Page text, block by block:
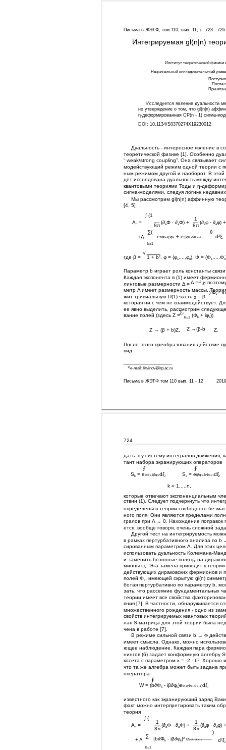
Письма в ЖЭТФ, том 110, вып. 11, с. 723 - 726
Интегрируемая gl(n|n)
Институт теоретической
Национальный исследовательский
После
Принята
Исследуется явление дуальности
но утверждение о том, что gl(n|n)
η-деформированная CP(n - 1) сигма-
DOI: 10.1134/S0370274X19230012
Дуальность - интересное явление в
теоретической физике [1]. Особенно
“ weak/strong coupling”. Она связывает
модействующий режим одной теории с
ным режимом другой и наоборот. В этой
дет исследована дуальность между
квантовыми теориями Тоды и η-
сигма-моделями, следуя логике
Мы рассмотрим gl(n|n) аффинную
[4, 5]
∫ (1
1
An= (∂aΦ · ∂aΦ) + (∂aφ · ∂aφ) +
8π
8π
∑(
))
+Λ
ebΦk-iβφk+ eiβφk-bΦk+1 d2ξ,
k=1
√
где β = 1 + b2, φ = (φ1 ,...,φn), Φ = (Φ1 ,...,Φn
Параметр b играет роль константы
Каждая экспонента в (1) имеет
линговые размерности Δ = Δ =12и
метр Λ имеет размерность массы.
жит тривиальную U(1) часть χ = β
∑Φ k-
которая ни с чем не взаимодействует.
ее явно выделить, рассмотрим
∑n
вание полей (здесь Z = (Φk + iφk))
k=1
Z → (β + b)Z, Z →(β-b Z.
После этого преобразования действие
вид
1)e-mail: litvinov@itp.ac.ru
Письма в ЖЭТФ том 110 вып. 11 - 12 2019
724
дать эту систему интегралов движения,
тант набора экранирующих операторов
∮
∮
Sk= e bΦk-iβφkdξ, Sk= eiβφk-bΦk+1dξ,
k = 1,...,n,
которые отвечают экспоненциальным
ствии (1). Следует подчеркнуть что
определены в теории свободного
ного поля. Они являются пределами
гралов при Λ → 0. Нахождение поправок
ется, вообще говоря, очень сложной
Другой тест на интегрируемость
в рамках пертурбативного анализа по b
сированным параметром Λ. Для этих
использовать дуальность Колемана-
и заменить бозонные поля φkна
мионы ψk. Эта замена приводит к
действующих дираковских фермионов и
полей Φ k, имеющей скрытую gl(n)
ботая пертурбативно по параметру b,
зать, что рассеяние фундаментальных
теории имеет все свойства
яния [7]. В частности, обнаруживается
множественного рождения - одно из
свойств интегрируемых квантовых
ная S-матрица для этой теории была
чена в работе [7].
В режиме сильной связи b → ∞
имеет смысла. Однако, можно
ющее наблюдение. Каждая пара
нингов (6) задает конформную алгебру
косета с параметром κ = -2 - b2. Хорошо
что та же алгебра может быть задана
оператора
∮
W = (b∂Φk - iβ∂φk)eb-1(Φk-Φk+1)dξ,
известного как экранирующий заряд
факт можно интерпретировать таким
теория
∫ (
1 1
An= (∂aΦ · ∂aΦ) + (∂aφ · ∂aφ) +
8π 8π
)
∑
+ Λ |b∂Φ k- iβ∂φk|2e(Φk-bk+1) d2ξ,
k=1